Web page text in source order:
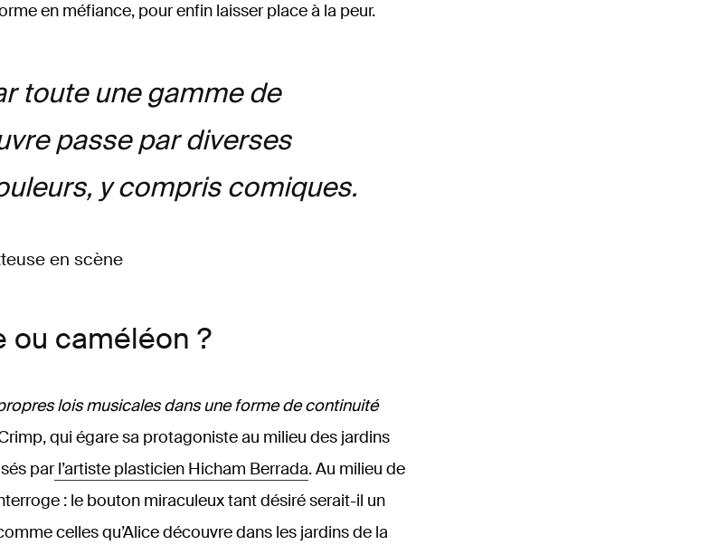
en méfiance, pour enfin laisser place à la peur.
toute une gamme de
passe pardiverses
y compris comiques.
en scène
ou caméléon ?
lois musicales dans une forme de continuité
qui égare sa protagoniste au milieu des jardins
parl’artiste plasticien Hicham Berrada. Au milieu de
: le bouton miraculeux tant désiré serait-il un
celles qu’Alice découvre dans les jardins de la